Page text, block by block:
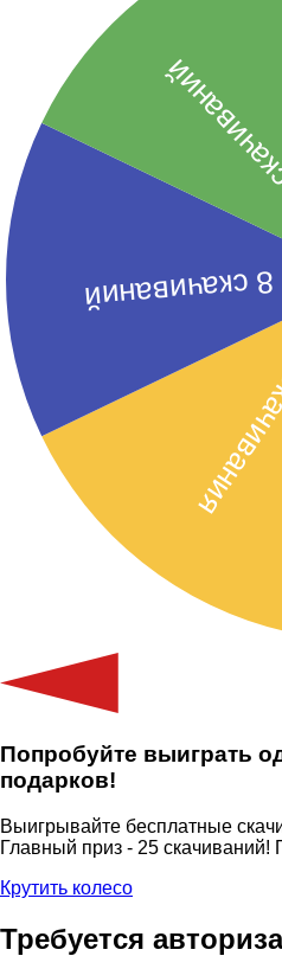
Попробуйте выиграть
подарков!
Выигрывайте бесплатные
Главный приз - 25 скачиваний!
Крутить колесо
Требуется